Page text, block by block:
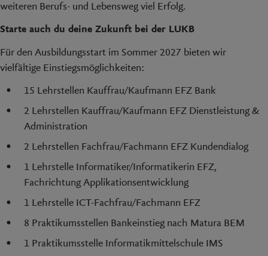
weiteren Berufs- und Lebensweg viel Erfolg.
Starte auch du deine Zukunft bei der LUKB
Für den Ausbildungsstart im Sommer 2027 bieten wir
vielfältige Einstiegsmöglichkeiten:
15 Lehrstellen Kauffrau/Kaufmann EFZ Bank
2 Lehrstellen Kauffrau/Kaufmann EFZ Dienstleistung &
Administration
2 Lehrstellen Fachfrau/Fachmann EFZ Kundendialog
1 Lehrstelle Informatiker/Informatikerin EFZ,
Fachrichtung Applikationsentwicklung
1 Lehrstelle ICT-Fachfrau/Fachmann EFZ
8 Praktikumsstellen Bankeinstieg nach Matura BEM
1 Praktikumsstelle Informatikmittelschule IMS